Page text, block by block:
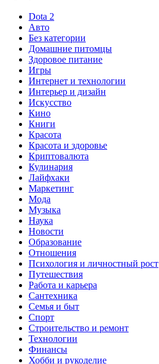
Dota 2
Авто
Без категории
Домашние питомцы
Здоровое питание
Игры
Интернет и технологии
Интерьер и дизайн
Искусство
Кино
Книги
Красота
Красота и здоровье
Криптовалюта
Кулинария
Лайфхаки
Маркетинг
Мода
Музыка
Наука
Новости
Образование
Отношения
Психология и личностный рост
Путешествия
Работа и карьера
Сантехника
Семья и быт
Спорт
Строительство и ремонт
Технологии
Финансы
Хобби и рукоделие